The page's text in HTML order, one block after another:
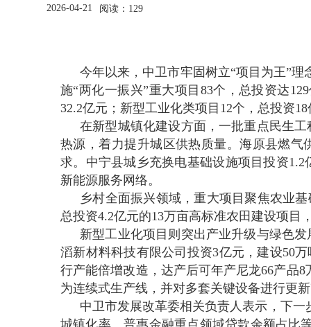
2026-04-21 阅读： 129
今年以来，中卫市牢固树立“项目为王”
施“两化一振兴”重大项目83个，总投资达
32.2亿元；新型工业化类项目12个，总投资
在新型城镇化建设方面，一批重点民生
热源，着力提升城区供热质量。海原县燃气
求。中宁县城乡充换电基础设施项目投资
新能源服务网络。
乡村全面振兴领域，重大项目聚焦农业
总投资4.2亿元的13万亩高标准农田建设项目
新型工业化项目则突出产业升级与绿色
滔新材料科技有限公司投资3亿元，建设50
行产能倍增改造，达产后可年产尼龙66产品
为连续式生产线，并对多套关键设备进行更
中卫市发展改革委相关负责人表示，下
城镇化率、普惠金融重点领域贷款余额占比